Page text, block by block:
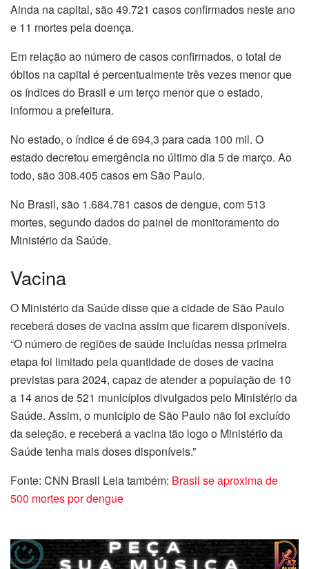
Ainda na capital, são 49.721 casos confirmados neste ano
e 11 mortes pela doença.
Em relação ao número de casos confirmados, o total de
óbitos na capital é percentualmente três vezes menor que
os índices do Brasil e um terço menor que o estado,
informou a prefeitura.
No estado, o índice é de 694,3 para cada 100 mil. O
estado decretou emergência no último dia 5 de março. Ao
todo, são 308.405 casos em São Paulo.
No Brasil, são 1.684.781 casos de dengue, com 513
mortes, segundo dados do painel de monitoramento do
Ministério da Saúde.
Vacina
O Ministério da Saúde disse que a cidade de São Paulo
receberá doses de vacina assim que ficarem disponíveis.
“O número de regiões de saúde incluídas nessa primeira
etapa foi limitado pela quantidade de doses de vacina
previstas para 2024, capaz de atender a população de 10
a 14 anos de 521 municípios divulgados pelo Ministério da
Saúde. Assim, o município de São Paulo não foi excluído
da seleção, e receberá a vacina tão logo o Ministério da
Saúde tenha mais doses disponíveis.”
Fonte: CNN Brasil Leia também: Brasil se aproxima de
500 mortes por dengue